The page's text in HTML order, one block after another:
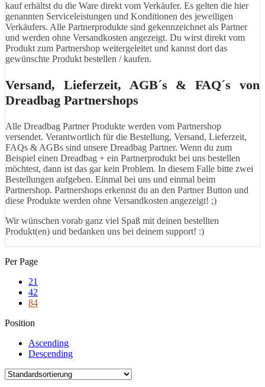
kauf erhältst du die Ware direkt vom Verkäufer. Es gelten die hier
genannten Serviceleistungen und Konditionen des jeweiligen
Verkäufers. Alle Partnerprodukte sind gekennzeichnet als Partner
und werden ohne Versandkosten angezeigt. Du wirst direkt vom
Produkt zum Partnershop weitergeleitet und kannst dort das
gewünschte Produkt bestellen / kaufen.
Versand, Lieferzeit, AGB´s & FAQ´s von
Dreadbag Partnershops
Alle Dreadbag Partner Produkte werden vom Partnershop
versendet. Verantwortlich für die Bestellung, Versand, Lieferzeit,
FAQs & AGBs sind unsere Dreadbag Partner. Wenn du zum
Beispiel einen Dreadbag + ein Partnerprodukt bei uns bestellen
möchtest, dann ist das gar kein Problem. In diesem Falle bitte zwei
Bestellungen aufgeben. Einmal bei uns und einmal beim
Partnershop. Partnershops erkennst du an den Partner Button und
diese Produkte werden ohne Versandkosten angezeigt! ;)
Wir wünschen vorab ganz viel Spaß mit deinen bestellten
Produkt(en) und bedanken uns bei deinem support! :)
Per Page
21
42
84
Position
Ascending
Descending